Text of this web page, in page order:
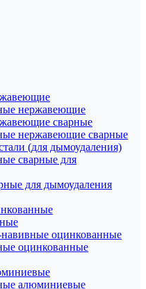
нержавеющие
сварные
нержавеющие сварные
(для дымоудаления)
сварные для
для дымоудаления
оцинкованные
оцинкованные
алюминиевые